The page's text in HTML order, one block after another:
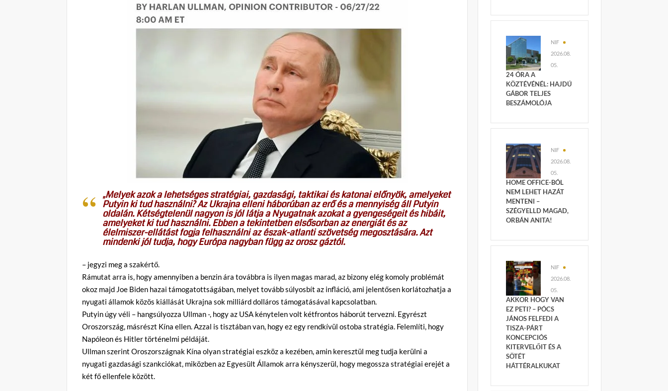
„Melyek azok a lehetséges stratégiai, gazdasági, taktikai és katonai előnyök, amelyeket
Putyin ki tud használni? Az Ukrajna elleni háborúban az erő és a mennyiség áll Putyin
oldalán. Kétségtelenül nagyon is jól látja a Nyugatnak azokat a gyengeségeit és hibáit,
amelyeket ki tud használni. Ebben a tekintetben elsősorban az energiát és az
élelmiszer-ellátást fogja felhasználni az észak-atlanti szövetség megosztására. Azt
mindenki jól tudja, hogy Európa nagyban függ az orosz gáztól.
– jegyzi meg a szakértő.
Rámutat arra is, hogy amennyiben a benzin ára továbbra is ilyen magas marad, az bizony elég komoly problémát
okoz majd Joe Biden hazai támogatottságában, melyet tovább súlyosbít az infláció, ami jelentősen korlátozhatja a
nyugati államok közös kiállását Ukrajna sok milliárd dolláros támogatásával kapcsolatban.
Putyin úgy véli – hangsúlyozza Ullman -, hogy az USA kénytelen volt kétfrontos háborút tervezni. Egyrészt
Oroszország, másrészt Kína ellen. Azzal is tisztában van, hogy ez egy rendkívül ostoba stratégia. Felemlíti, hogy
Napóleon és Hitler történelmi példáját.
Ullman szerint Oroszországnak Kína olyan stratégiai eszköz a kezében, amin keresztül meg tudja kerülni a
nyugati gazdasági szankciókat, miközben az Egyesült Államok arra kényszerül, hogy megossza stratégiai erejét a
két fő ellenfele között.
NIF
2026.08.
05.
24 ÓRA A
KÖZTÉVÉNÉL: HAJDÚ
GÁBOR TELJES
BESZÁMOLÓJA
NIF
2026.08.
05.
HOME OFFICE-BÓL
NEM LEHET HAZÁT
MENTENI –
SZÉGYELLD MAGAD,
ORBÁN ANITA!
NIF
2026.08.
05.
AKKOR HOGY VAN
EZ PETI? – PÓCS
JÁNOS FELFEDI A
TISZA-PÁRT
KONCEPCIÓS
KITERVELŐIT ÉS A
SÖTÉT
HÁTTÉRALKUKAT